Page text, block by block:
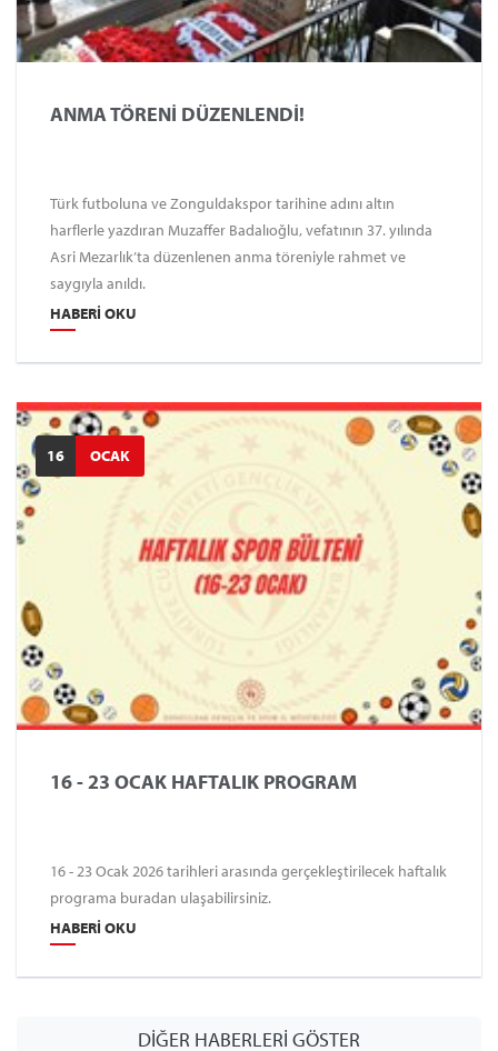
ANMA TÖRENİ DÜZENLENDİ!
Türk futboluna ve Zonguldakspor tarihine adını altın
harflerle yazdıran Muzaffer Badalıoğlu, vefatının 37. yılında
Asri Mezarlık’ta düzenlenen anma töreniyle rahmet ve
saygıyla anıldı.
HABERI OKU
16 OCAK
16 - 23 OCAK HAFTALIK PROGRAM
16 - 23 Ocak 2026 tarihleri arasında gerçekleştirilecek haftalık
programa buradan ulaşabilirsiniz.
HABERI OKU
DİĞER HABERLERİ GÖSTER